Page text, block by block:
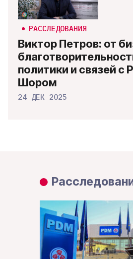
РАССЛЕДОВАНИЯ
Виктор Петров: от
политики и связей с
Шором
24 ДЕК 2025